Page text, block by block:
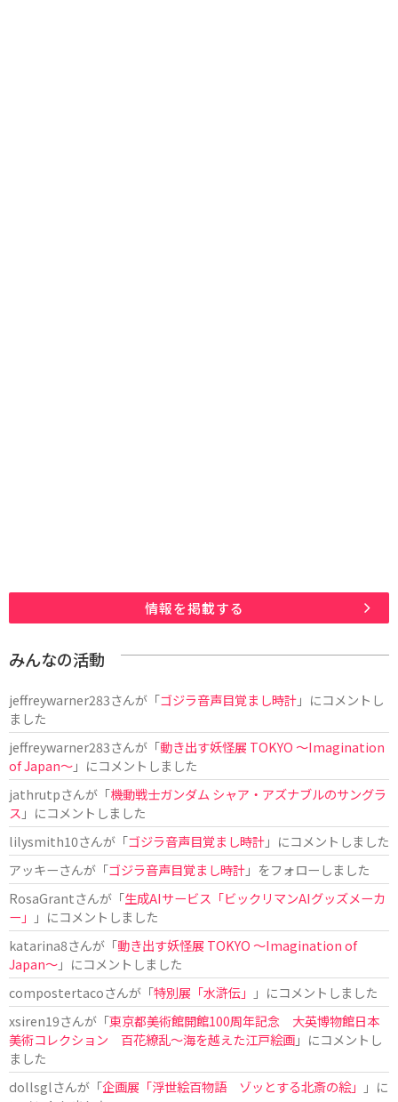
情報を掲載する
みんなの活動
jeffreywarner283さんが「ゴジラ音声目覚まし時計」にコメントし
ました
jeffreywarner283さんが「動き出す妖怪展 TOKYO 〜Imagination
of Japan〜」にコメントしました
jathrutpさんが「機動戦士ガンダム シャア・アズナブルのサングラ
ス 」にコメントしました
lilysmith10さんが「ゴジラ音声目覚まし時計」にコメントしました
アッキーさんが「ゴジラ音声目覚まし時計」をフォローしました
RosaGrantさんが「生成AIサービス「ビックリマンAIグッズメーカ
ー」
」にコメントしました
katarina8さんが「動き出す妖怪展 TOKYO 〜Imagination of
Japan〜」にコメントしました
compostertacoさんが「特別展「水滸伝」
」にコメントしました
xsiren19さんが「東京都美術館開館100周年記念 大英博物館日本
美術コレクション 百花繚乱～海を越えた江戸絵画」にコメントし
ました
dollsglさんが「企画展「浮世絵百物語 ゾッとする北斎の絵」
」に